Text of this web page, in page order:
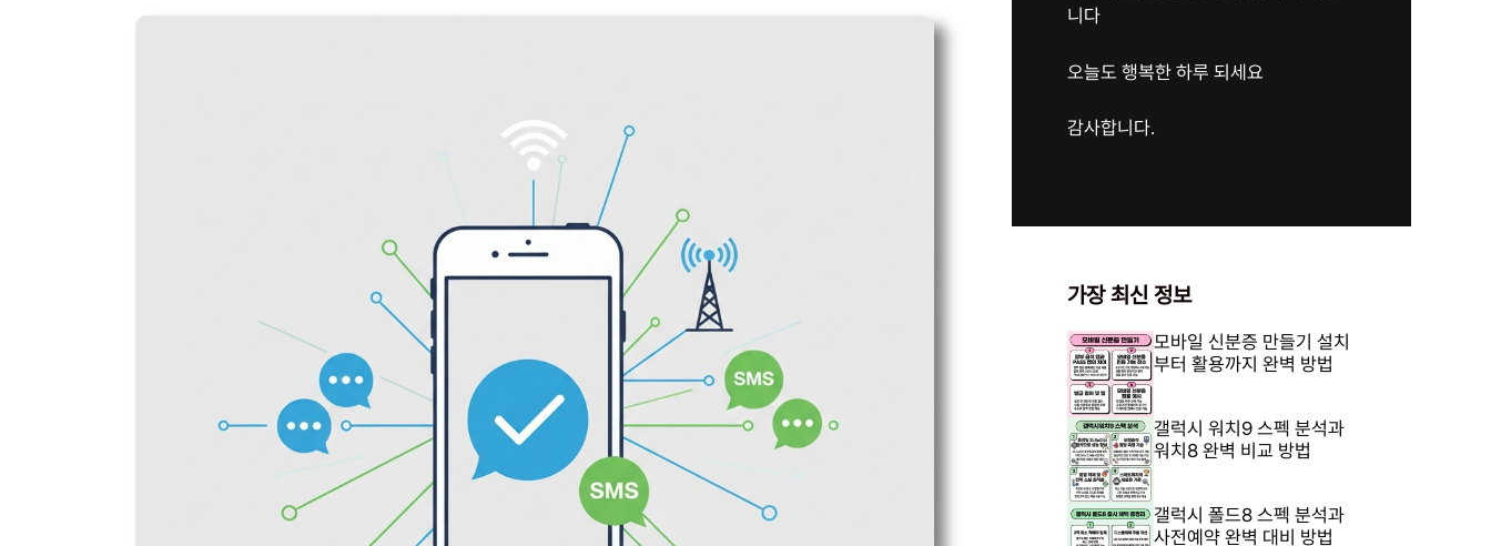
니다
오늘도 행복한 하루 되세요
감사합니다.
가장 최신 정보
모바일 신분증 만들기 설치
부터 활용까지 완벽 방법
갤럭시 워치9 스펙 분석과
워치8 완벽 비교 방법
갤럭시 폴드8 스펙 분석과
사전예약 완벽 대비 방법